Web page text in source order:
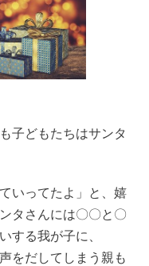
子どもたちはサンタ
いってたよ」と、嬉
タさんには〇〇と〇
する我が子に、
をだしてしまう親も